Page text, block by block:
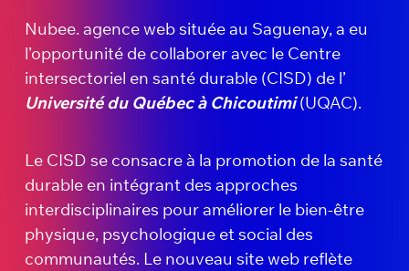
Nubee. agence web située au Saguenay, a eu
l’opportunité de collaborer avec le Centre
intersectoriel en santé durable (CISD) de l’
Université du Québec à Chicoutimi(UQAC).
Le CISD se consacre à la promotion de la santé
durable en intégrant des approches
interdisciplinaires pour améliorer le bien-être
physique, psychologique et social des
communautés. Le nouveau site web reflète